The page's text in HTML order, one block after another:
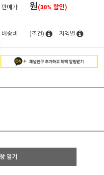
판매가
원 (30% 할인)
배송비 (조건) 지역별
열기